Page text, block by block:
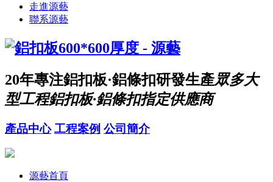
走進源藝
聯系源藝
20年專注鋁扣板·鋁條扣研發生產眾多大
型工程鋁扣板·鋁條扣指定供應商
產品中心 工程案例 公司簡介
源藝首頁